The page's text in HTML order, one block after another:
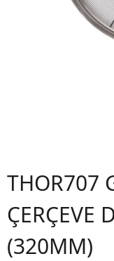
THOR707
ÇERÇEVE
(320MM)